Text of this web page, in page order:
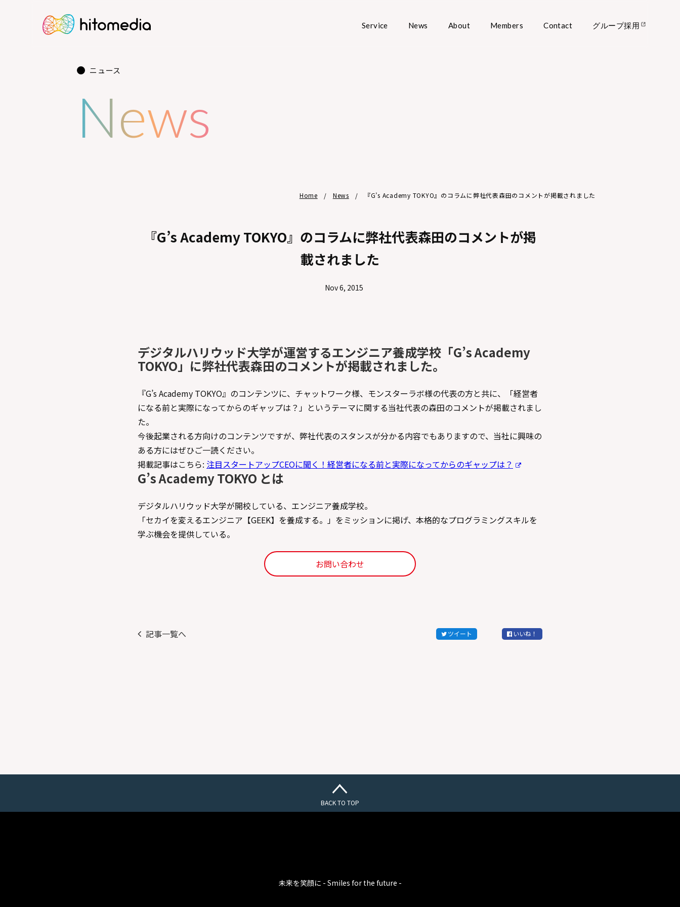
Service News About Members Contact グループ採用
ニュース
News
Home News 『G’s Academy TOKYO』のコラムに弊社代表森田のコメントが掲載されました
『G’s Academy TOKYO』のコラムに弊社代表森田のコメントが掲
載されました
Nov 6, 2015
デジタルハリウッド大学が運営するエンジニア養成学校「G’s Academy
TOKYO」に弊社代表森田のコメントが掲載されました。
『G’s Academy TOKYO』のコンテンツに、チャットワーク様、モンスターラボ様の代表の方と共に、「経営者
になる前と実際になってからのギャップは？」というテーマに関する当社代表の森田のコメントが掲載されまし
た。
今後起業される方向けのコンテンツですが、弊社代表のスタンスが分かる内容でもありますので、当社に興味の
ある方にはぜひご一読ください。
掲載記事はこちら: 注目スタートアップCEOに聞く！経営者になる前と実際になってからのギャップは？
G’s Academy TOKYO とは
デジタルハリウッド大学が開校している、エンジニア養成学校。
「セカイを変えるエンジニア【GEEK】を養成する。」をミッションに掲げ、本格的なプログラミングスキルを
学ぶ機会を提供している。
お問い合わせ
ツイート いいね！
記事一覧へ
BACK TO TOP
未来を笑顔に - Smiles for the future -